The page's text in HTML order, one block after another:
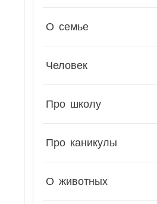
О семье
Человек
Про школу
Про каникулы
О животных